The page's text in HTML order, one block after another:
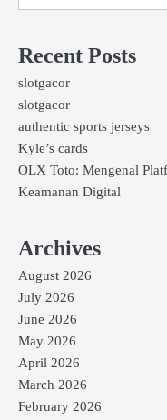
Recent Posts
slotgacor
slotgacor
authentic sports jerseys
Kyle’s cards
OLX Toto: Mengenal
Keamanan Digital
Archives
August 2026
July 2026
June 2026
May 2026
April 2026
March 2026
February 2026